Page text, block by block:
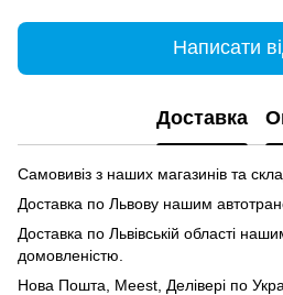
Написати
Доставка
Самовивіз з наших магазинів та
Доставка по Львову нашим
Доставка по Львівській області
домовленістю.
Нова Пошта, Meest, Делівері по